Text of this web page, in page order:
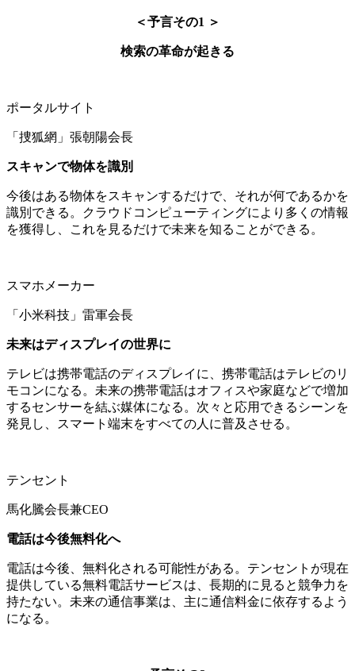
＜予言その1 ＞
検索の革命が起きる
ポータルサイト
「捜狐網」張朝陽会長
スキャンで物体を識別
今後はある物体をスキャンするだけで、それが何であるかを
識別できる。クラウドコンピューティングにより多くの情報
を獲得し、これを見るだけで未来を知ることができる。
スマホメーカー
「小米科技」雷軍会長
未来はディスプレイの世界に
テレビは携帯電話のディスプレイに、携帯電話はテレビのリ
モコンになる。未来の携帯電話はオフィスや家庭などで増加
するセンサーを結ぶ媒体になる。次々と応用できるシーンを
発見し、スマート端末をすべての人に普及させる。
テンセント
馬化騰会長兼CEO
電話は今後無料化へ
電話は今後、無料化される可能性がある。テンセントが現在
提供している無料電話サービスは、長期的に見ると競争力を
持たない。未来の通信事業は、主に通信料金に依存するよう
になる。